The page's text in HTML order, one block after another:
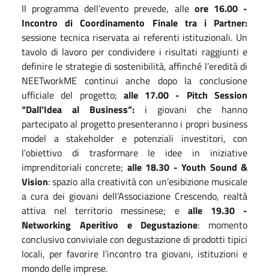
Il programma dell’evento prevede, alle ore 16.00 -
Incontro di Coordinamento Finale tra i Partner:
sessione tecnica riservata ai referenti istituzionali. Un
tavolo di lavoro per condividere i risultati raggiunti e
definire le strategie di sostenibilità, affinché l’eredità di
NEETworkME continui anche dopo la conclusione
ufficiale del progetto; alle 17.00 - Pitch Session
“Dall’Idea al Business”: i giovani che hanno
partecipato al progetto presenteranno i propri business
model a stakeholder e potenziali investitori, con
l’obiettivo di trasformare le idee in iniziative
imprenditoriali concrete; alle 18.30 - Youth Sound &
Vision: spazio alla creatività con un’esibizione musicale
a cura dei giovani dell’Associazione Crescendo, realtà
attiva nel territorio messinese; e alle 19.30 -
Networking Aperitivo e Degustazione: momento
conclusivo conviviale con degustazione di prodotti tipici
locali, per favorire l’incontro tra giovani, istituzioni e
mondo delle imprese.